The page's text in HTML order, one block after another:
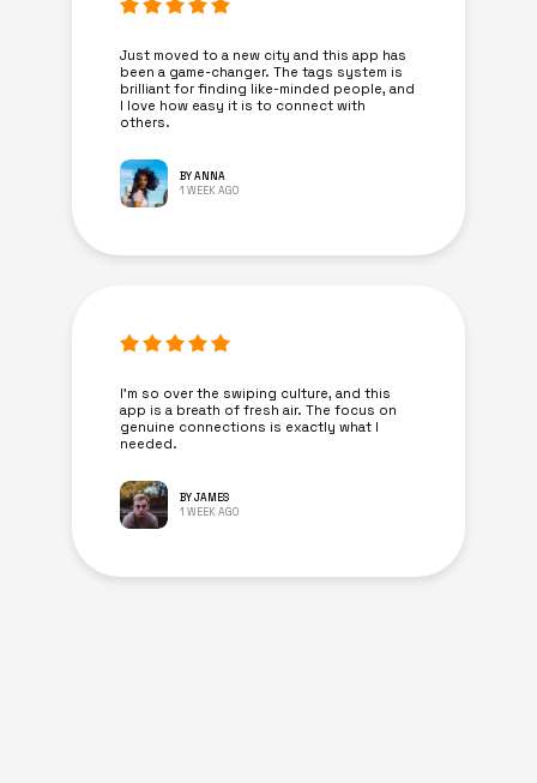
Just moved to a new city and this app has
been a game-changer. The tags system is
brilliant for finding like-minded people, and
I love how easy it is to connect with
others.
BY ANNA
1 WEEK AGO
I’m so over the swiping culture, and this
app is a breath of fresh air. The focus on
genuine connections is exactly what I
needed.
BY JAMES
1 WEEK AGO